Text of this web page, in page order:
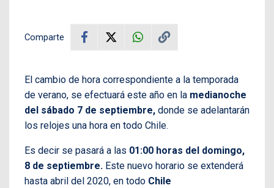
Comparte
El cambio de hora correspondiente a la temporada
de verano, se efectuará este año en la medianoche
del sábado 7 de septiembre, donde se adelantarán
los relojes una hora en todo Chile.
Es decir se pasará a las 01:00 horas del domingo,
8 de septiembre. Este nuevo horario se extenderá
hasta abril del 2020, en todo Chile